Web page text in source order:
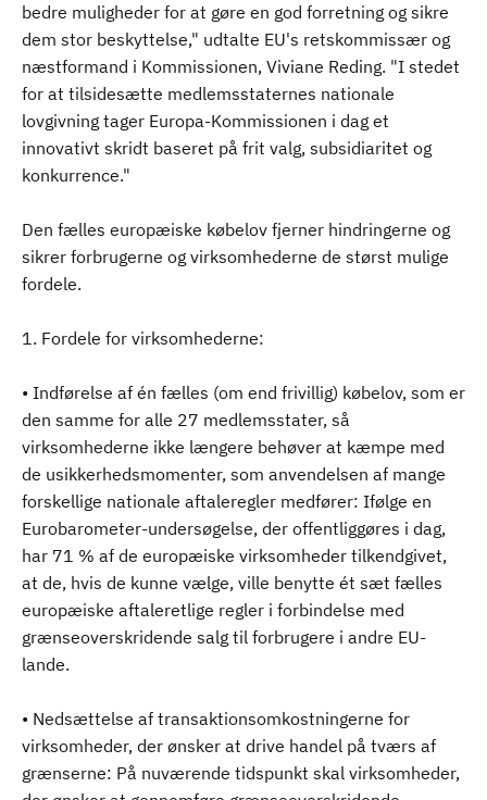
bedre muligheder for at gøre en god forretning og sikre
dem stor beskyttelse," udtalte EU's retskommissær og
næstformand i Kommissionen, Viviane Reding. "I stedet
for at tilsidesætte medlemsstaternes nationale
lovgivning tager Europa-Kommissionen i dag et
innovativt skridt baseret på frit valg, subsidiaritet og
konkurrence."
Den fælles europæiske købelov fjerner hindringerne og
sikrer forbrugerne og virksomhederne de størst mulige
fordele.
1. Fordele for virksomhederne:
• Indførelse af én fælles (om end frivillig) købelov, som er
den samme for alle 27 medlemsstater, så
virksomhederne ikke længere behøver at kæmpe med
de usikkerhedsmomenter, som anvendelsen af mange
forskellige nationale aftaleregler medfører: Ifølge en
Eurobarometer-undersøgelse, der offentliggøres i dag,
har 71 % af de europæiske virksomheder tilkendgivet,
at de, hvis de kunne vælge, ville benytte ét sæt fælles
europæiske aftaleretlige regler i forbindelse med
grænseoverskridende salg til forbrugere i andre EU-
lande.
• Nedsættelse af transaktionsomkostningerne for
virksomheder, der ønsker at drive handel på tværs af
grænserne: På nuværende tidspunkt skal virksomheder,